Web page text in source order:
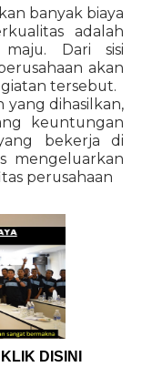
banyak biaya
adalah
Dari sisi
akan
tersebut.
yang dihasilkan,
keuntungan
bekerja di
mengeluarkan
perusahaan
KLIK DISINI